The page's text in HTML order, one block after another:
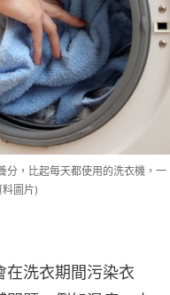
分，比起每天都使用的洗衣機，一
圖片)
在洗衣期間污染衣